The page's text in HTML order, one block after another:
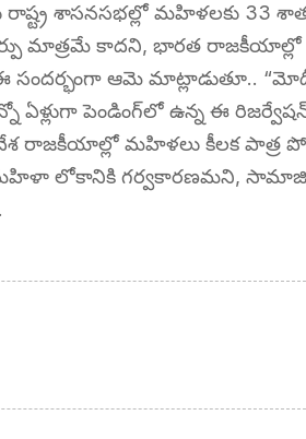
శాసనసభల్లో మహిళలకు 33
మాత్రమే కాదని, భారత
సందర్భంగా ఆమె మాట్లాడుతూ..
ఏళ్లుగా పెండింగ్‌లో ఉన్న ఈ
రాజకీయాల్లో మహిళలు కీలక పాత్ర
మహిళా లోకానికి గర్వకారణమని,